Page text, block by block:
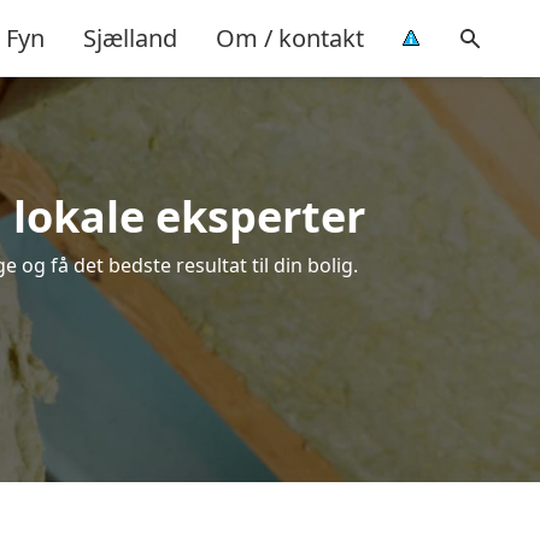
Fyn Sjælland Om / kontakt
eksperter
og få det bedste resultat til din bolig.